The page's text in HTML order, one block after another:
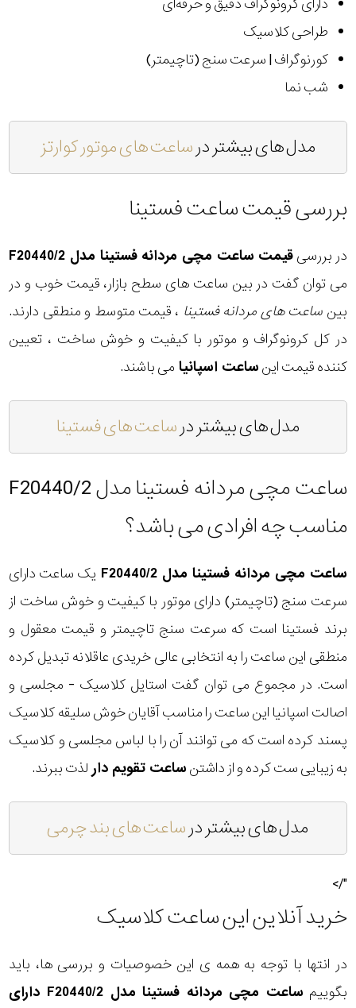
دارای کرونوگراف دقیق و حرفه‌ای
طراحی کلاسیک
کورنوگراف | سرعت سنج (تاچیمتر)
شب نما
مدل های بیشتر درساعت های موتور کوارتز
بررسی قیمت ساعت فستینا
در بررسیقیمت ساعت مچی مردانه فستینا مدل F20440/2
می توان گفت در بین ساعت های سطح بازار، قیمت خوب و در
بین ساعت های مردانه فستینا ، قیمت متوسط و منطقی دارند.
در کل کرونوگراف و موتور با کیفیت و خوش ساخت ، تعیین
کننده قیمت اینساعت اسپانیا می باشند.
مدل های بیشتر درساعت های فستینا
ساعت مچی مردانه فستینا مدل F20440/2
مناسب چه افرادی می باشد؟
ساعت مچی مردانه فستینا مدل F20440/2
یک ساعت دارای
سرعت سنج (تاچیمتر) دارای موتور با کیفیت و خوش ساخت از
برند فستینا است که سرعت سنج تاچیمتر و قیمت معقول و
منطقی این ساعت را به انتخابی عالی خریدی عاقلانه تبدیل کرده
است. در مجموع می توان گفت استایل کلاسیک - مجلسی و
اصالت اسپانیا این ساعت را مناسب آقایان خوش سلیقه کلاسیک
پسند کرده است که می توانند آن را با لباس مجلسی و کلاسیک
به زیبایی ست کرده و از داشتنساعت تقویم دار لذت ببرند.
مدل های بیشتر درساعت های بند چرمی
"/>
خرید آنلاین این ساعت کلاسیک
در انتها با توجه به همه ی این خصوصیات و بررسی ها، باید
بگوییم
ساعت مچی مردانه فستینا مدل F20440/2 دارای